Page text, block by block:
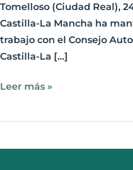
Tomelloso (Ciudad Real),
Castilla-La Mancha ha
trabajo con el Consejo
Castilla-La […]
Leer más »